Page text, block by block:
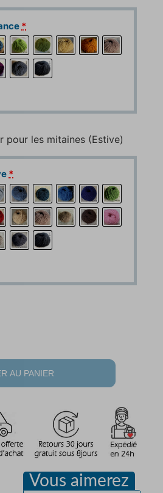
*
pour les mitaines (Estive)
*
AU PANIER
Vous aimerez